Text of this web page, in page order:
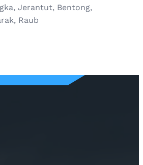
Jerantut, Bentong,
Raub